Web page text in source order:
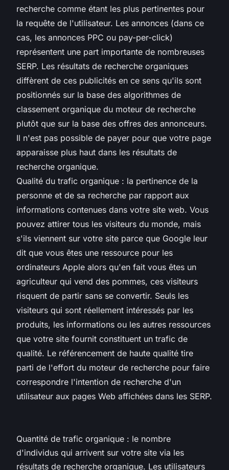
recherche comme étant les plus pertinentes pour
la requête de l'utilisateur. Les annonces (dans ce
cas, les annonces PPC ou pay-per-click)
représentent une part importante de nombreuses
SERP. Les résultats de recherche organiques
diffèrent de ces publicités en ce sens qu'ils sont
positionnés sur la base des algorithmes de
classement organique du moteur de recherche
plutôt que sur la base des offres des annonceurs.
Il n'est pas possible de payer pour que votre page
apparaisse plus haut dans les résultats de
recherche organique.
Qualité du trafic organique : la pertinence de la
personne et de sa recherche par rapport aux
informations contenues dans votre site web. Vous
pouvez attirer tous les visiteurs du monde, mais
s'ils viennent sur votre site parce que Google leur
dit que vous êtes une ressource pour les
ordinateurs Apple alors qu'en fait vous êtes un
agriculteur qui vend des pommes, ces visiteurs
risquent de partir sans se convertir. Seuls les
visiteurs qui sont réellement intéressés par les
produits, les informations ou les autres ressources
que votre site fournit constituent un trafic de
qualité. Le référencement de haute qualité tire
parti de l'effort du moteur de recherche pour faire
correspondre l'intention de recherche d'un
utilisateur aux pages Web affichées dans les SERP.
Quantité de trafic organique : le nombre
d'individus qui arrivent sur votre site via les
résultats de recherche organique. Les utilisateurs